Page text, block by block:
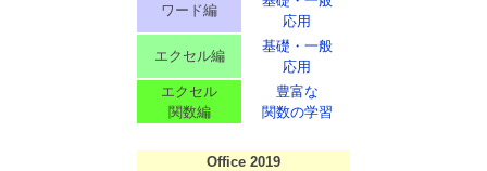
ワード編
応用
エクセル編
基礎・一般
応用
エクセル
関数編
豊富な
関数の学習
Office 2019